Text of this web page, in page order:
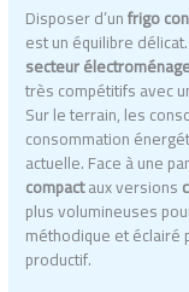
Disposer d’unfrigo
est un équilibre
secteur
très compétitifs avec
Sur le terrain, les
consommation
actuelle. Face à une
compactaux versions
plus volumineuses
méthodique et éclairé
productif.